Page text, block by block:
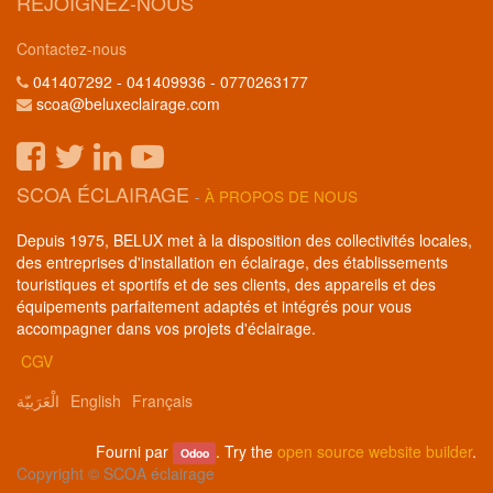
Contactez-nous
041407292 - 041409936 - 0770263177
scoa@beluxeclairage.com
SCOA ÉCLAIRAGE - À PROPOS DE NOUS
Depuis 1975, BELUX met à la disposition des collectivités locales,
des entreprises d'installation en éclairage, des établissements
touristiques et sportifs et de ses clients, des appareils et des
équipements parfaitement adaptés et intégrés pour vous
accompagner dans vos projets d'éclairage.
CGV
الْعَرَبيّة English Français
Fourni par Odoo . Try the open source website builder.
Copyright © SCOA éclairage